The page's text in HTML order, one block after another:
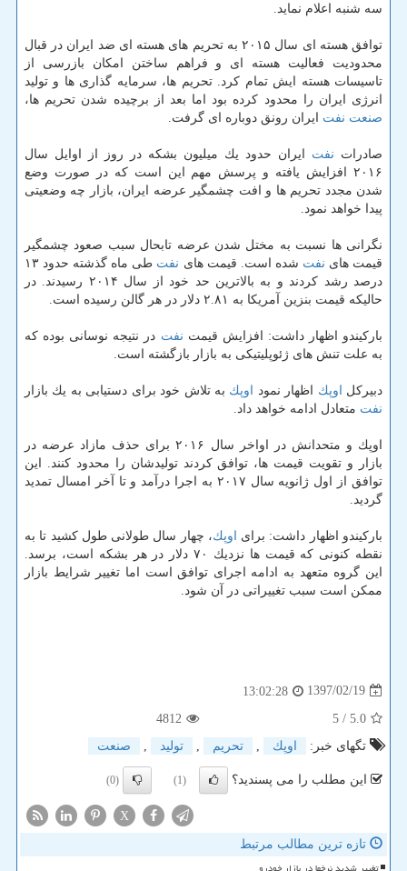
سه شنبه اعلام نماید.
توافق هسته ای سال ۲۰۱۵ به تحریم های هسته ای ضد ایران در قبال
محدودیت فعالیت هسته ای و فراهم ساختن امكان بازرسی از
تاسیسات هسته ایش تمام كرد. تحریم ها، سرمایه گذاری ها و تولید
انرژی ایران را محدود كرده بود اما بعد از برچیده شدن تحریم ها،
صنعت نفت ایران رونق دوباره ای گرفت.
صادرات نفت ایران حدود یك میلیون بشكه در روز از اوایل سال
۲۰۱۶ افزایش یافته و پرسش مهم این است كه در صورت وضع
شدن مجدد تحریم ها و افت چشمگیر عرضه ایران، بازار چه وضعیتی
پیدا خواهد نمود.
نگرانی ها نسبت به مختل شدن عرضه تابحال سبب صعود چشمگیر
قیمت های نفت شده است. قیمت های نفت
طی ماه گذشته حدود ۱۳
درصد رشد كردند و به بالاترین حد خود از سال ۲۰۱۴ رسیدند. در
حالیكه قیمت بنزین آمریكا به ۲.۸۱ دلار در هر گالن رسیده است.
باركیندو اظهار داشت: افزایش قیمت نفت در نتیجه نوسانی بوده كه
به علت تنش های ژئوپلیتیكی به بازار بازگشته است.
دبیركل اوپك اظهار نمود اوپك به تلاش خود برای دستیابی به یك بازار
نفت متعادل ادامه خواهد داد.
اوپك و متحدانش در اواخر سال ۲۰۱۶ برای حذف مازاد عرضه در
بازار و تقویت قیمت ها، توافق كردند تولیدشان را محدود كنند. این
توافق از اول ژانویه سال ۲۰۱۷ به اجرا درآمد و تا آخر امسال تمدید
گردید.
باركیندو اظهار داشت: برای اوپك، چهار سال طولانی طول كشید تا به
نقطه كنونی كه قیمت ها نزدیك ۷۰ دلار در هر بشكه است، برسد.
این گروه متعهد به ادامه اجرای توافق است اما تغییر شرایط بازار
ممكن است سبب تغییراتی در آن شود.
1397/02/19
13:02:28
5.0
/ 5
4812
تگهای خبر:
اوپك تحریم تولید صنعت
این مطلب را می پسندید؟ (1)
(0)
X
تازه ترین مطالب مرتبط